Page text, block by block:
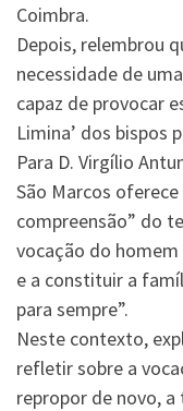
Coimbra.
Depois, relembrou
necessidade de
capaz de provocar
Limina’ dos bispos
Para D. Virgílio
São Marcos
compreensão” do
vocação do homem
e a constituir a
para sempre”.
Neste contexto,
refletir sobre a
repropor de novo, a